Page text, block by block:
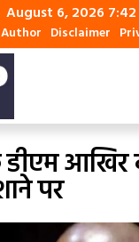
August 6, 2026
Author Disclaimer
डीएम
पर